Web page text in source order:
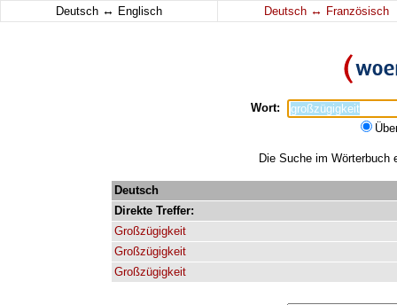
Deutsch ↔ Englisch Deutsch ↔ Französisch
Wort:
Die Suche im Wörterbuch
Deutsch
Direkte Treffer:
Großzügigkeit
Großzügigkeit
Großzügigkeit